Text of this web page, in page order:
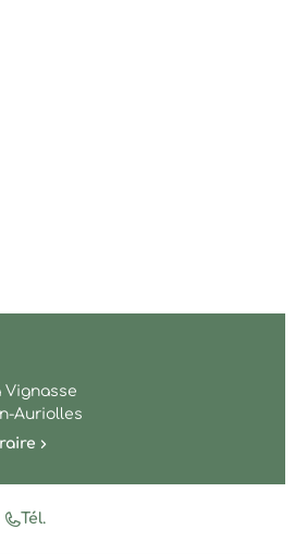
Vignasse
Auriolles
Tél.